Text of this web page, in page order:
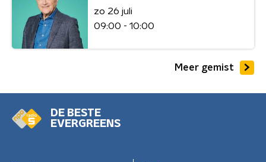
zo 26 juli
09:00 - 10:00
Meer gemist
DE BESTE
EVERGREENS